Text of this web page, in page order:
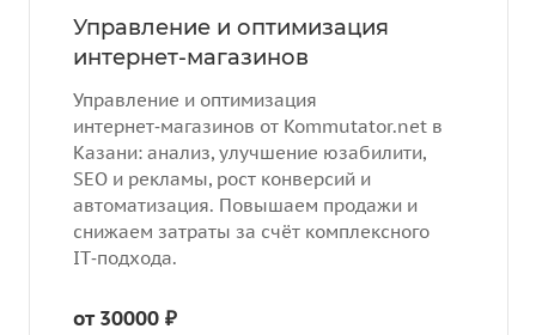
Управление и оптимизация
интернет-магазинов
Управление и оптимизация
интернет‑магазинов от Kommutator.net в
Казани: анализ, улучшение юзабилити,
SEO и рекламы, рост конверсий и
автоматизация. Повышаем продажи и
снижаем затраты за счёт комплексного
IT‑подхода.
от 30000 ₽